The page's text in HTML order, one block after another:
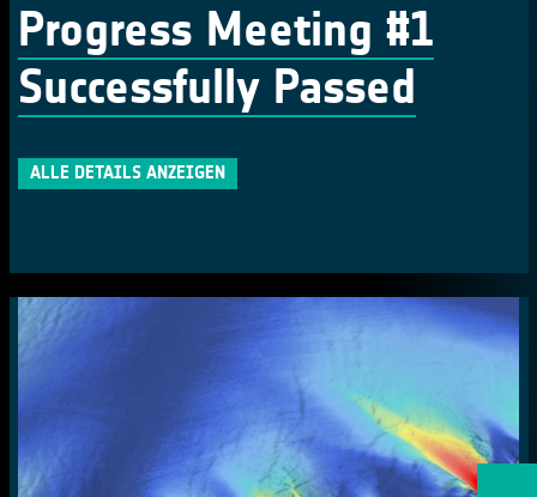
Progress Meeting #1
Successfully Passed
ALLE DETAILS ANZEIGEN